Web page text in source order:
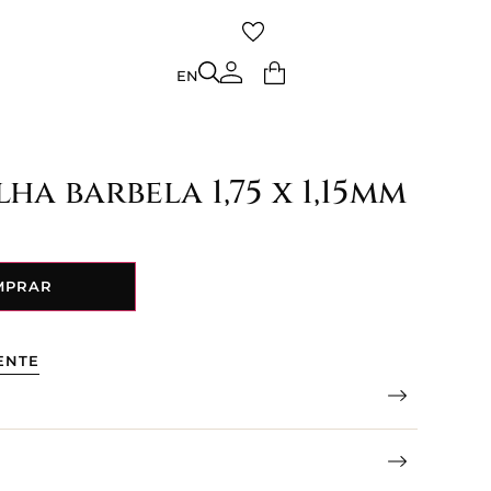
EN
barbela 1,75 x 1,15mm